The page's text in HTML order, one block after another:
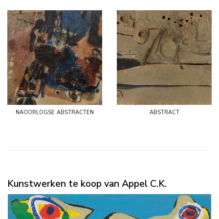
naoorlogse abstracten abstract
Kunstwerken te koop van Appel C.K.